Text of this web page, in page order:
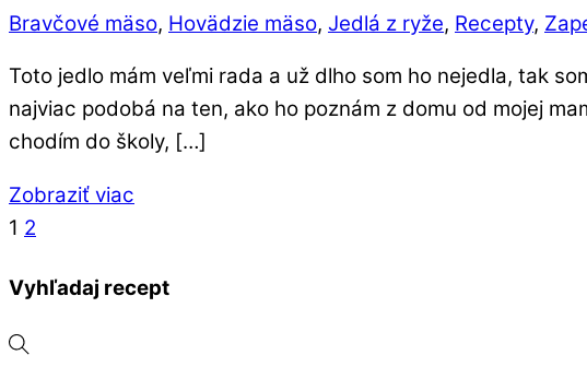
Bravčové mäso, Hovädzie mäso, Jedlá z ryže, Recepty,
Toto jedlo mám veľmi rada a už dlho som ho nejedla, tak
najviac podobá na ten, ako ho poznám z domu od mojej
chodím do školy, […]
Zobraziť viac
1 2
Vyhľadaj recept